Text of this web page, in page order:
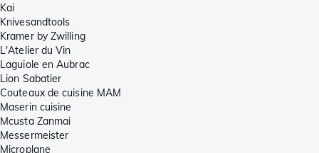
Kai
Knivesandtools
Kramer by Zwilling
L'Atelier du Vin
Laguiole en Aubrac
Lion Sabatier
Couteaux de cuisine MAM
Maserin cuisine
Mcusta Zanmai
Messermeister
Microplane